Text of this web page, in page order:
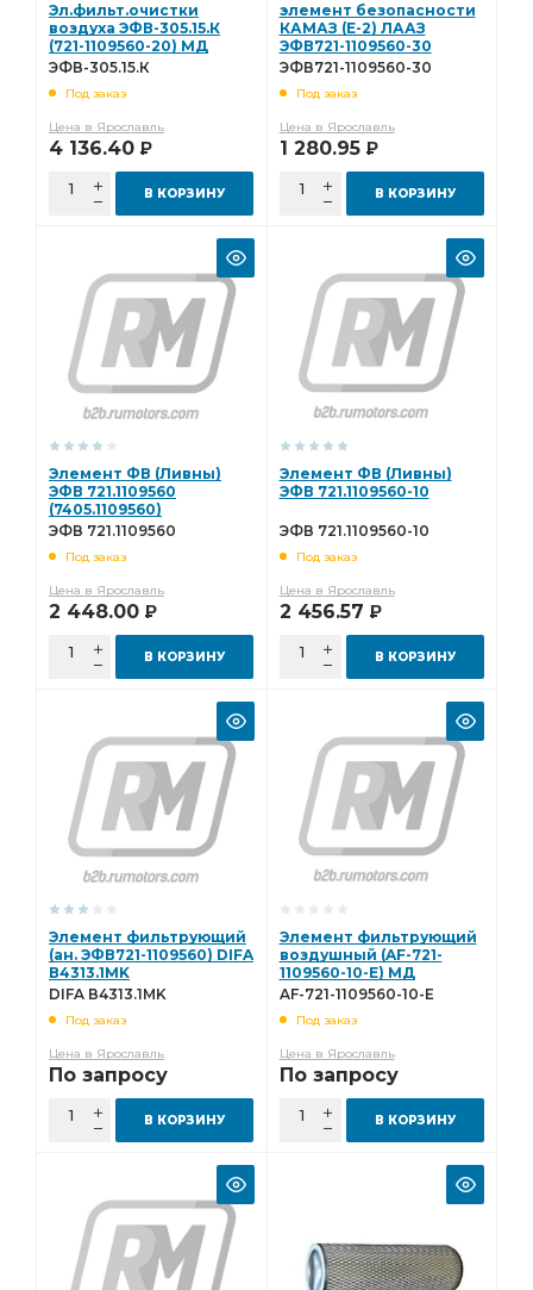
Эл.фильт.очистки
воздуха ЭФВ-305.15.К
(721-1109560-20) МД
(комплект) (Эксперт)
ЭФВ-305.15.К
Под заказ
Цена в Ярославль
4 136.40 Р
В КОРЗИНУ
элемент безопасности
КАМАЗ (Е-2) ЛААЗ
ЭФВ721-1109560-30
ЭФВ721-1109560-30
Под заказ
Цена в Ярославль
1 280.95 Р
В КОРЗИНУ
Элемент ФВ (Ливны)
ЭФВ 721.1109560
(7405.1109560)
ЭФВ 721.1109560
Под заказ
Цена в Ярославль
2 448.00 Р
В КОРЗИНУ
Элемент ФВ (Ливны)
ЭФВ 721.1109560-10
ЭФВ 721.1109560-10
Под заказ
Цена в Ярославль
2 456.57 Р
В КОРЗИНУ
Элемент фильтрующий
(ан. ЭФВ721-1109560) DIFA
В4313.1MK
DIFA В4313.1MK
Под заказ
Цена в Ярославль
По запросу
В КОРЗИНУ
Элемент фильтрующий
воздушный (AF-721-
1109560-10-E) МД
(Эксперт) AF-721-
AF-721-1109560-10-E
Под заказ
Цена в Ярославль
По запросу
В КОРЗИНУ